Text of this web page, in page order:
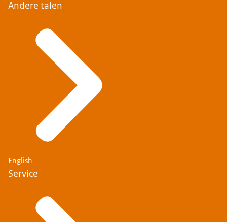
Andere talen
English
Service